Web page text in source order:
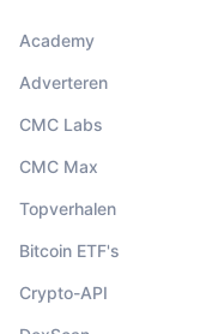
Academy
Adverteren
CMC Labs
CMC Max
Topverhalen
Bitcoin ETF's
Crypto-API